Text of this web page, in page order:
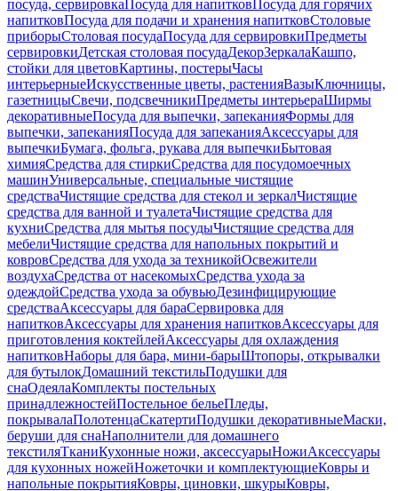
посуда, сервировкаПосуда для напитковПосуда для горячих
напитковПосуда для подачи и хранения напитковСтоловые
приборыСтоловая посудаПосуда для сервировкиПредметы
сервировкиДетская столовая посудаДекорЗеркалаКашпо,
стойки для цветовКартины, постерыЧасы
интерьерныеИскусственные цветы, растенияВазыКлючницы,
газетницыСвечи, подсвечникиПредметы интерьераШирмы
декоративныеПосуда для выпечки, запеканияФормы для
выпечки, запеканияПосуда для запеканияАксессуары для
выпечкиБумага, фольга, рукава для выпечкиБытовая
химияСредства для стиркиСредства для посудомоечных
машинУниверсальные, специальные чистящие
средстваЧистящие средства для стекол и зеркалЧистящие
средства для ванной и туалетаЧистящие средства для
кухниСредства для мытья посудыЧистящие средства для
мебелиЧистящие средства для напольных покрытий и
ковровСредства для ухода за техникойОсвежители
воздухаСредства от насекомыхСредства ухода за
одеждойСредства ухода за обувьюДезинфицирующие
средстваАксессуары для бараСервировка для
напитковАксессуары для хранения напитковАксессуары для
приготовления коктейлейАксессуары для охлаждения
напитковНаборы для бара, мини-барыШтопоры, открывалки
для бутылокДомашний текстильПодушки для
снаОдеялаКомплекты постельных
принадлежностейПостельное бельеПледы,
покрывалаПолотенцаСкатертиПодушки декоративныеМаски,
беруши для снаНаполнители для домашнего
текстиляТканиКухонные ножи, аксессуарыНожиАксессуары
для кухонных ножейНожеточки и комплектующиеКовры и
напольные покрытияКовры, циновки, шкурыКовры,